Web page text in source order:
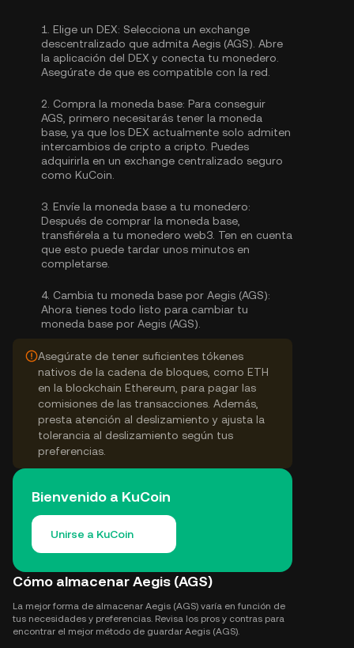
1. Elige un DEX: Selecciona un exchange
descentralizado que admita Aegis (AGS). Abre
la aplicación del DEX y conecta tu monedero.
Asegúrate de que es compatible con la red.
2. Compra la moneda base: Para conseguir
AGS, primero necesitarás tener la moneda
base, ya que los DEX actualmente solo admiten
intercambios de cripto a cripto. Puedes
adquirirla en un exchange centralizado seguro
como KuCoin.
3. Envíe la moneda base a tu monedero:
Después de comprar la moneda base,
transfiérela a tu monedero web3. Ten en cuenta
que esto puede tardar unos minutos en
completarse.
4. Cambia tu moneda base por Aegis (AGS):
Ahora tienes todo listo para cambiar tu
moneda base por Aegis (AGS).
Asegúrate de tener suficientes tókenes
nativos de la cadena de bloques, como ETH
en la blockchain Ethereum, para pagar las
comisiones de las transacciones. Además,
presta atención al deslizamiento y ajusta la
tolerancia al deslizamiento según tus
preferencias.
Bienvenido a KuCoin
Unirse a KuCoin
Cómo almacenar Aegis (AGS)
La mejor forma de almacenar Aegis (AGS) varía en función de
tus necesidades y preferencias. Revisa los pros y contras para
encontrar el mejor método de guardar Aegis (AGS).